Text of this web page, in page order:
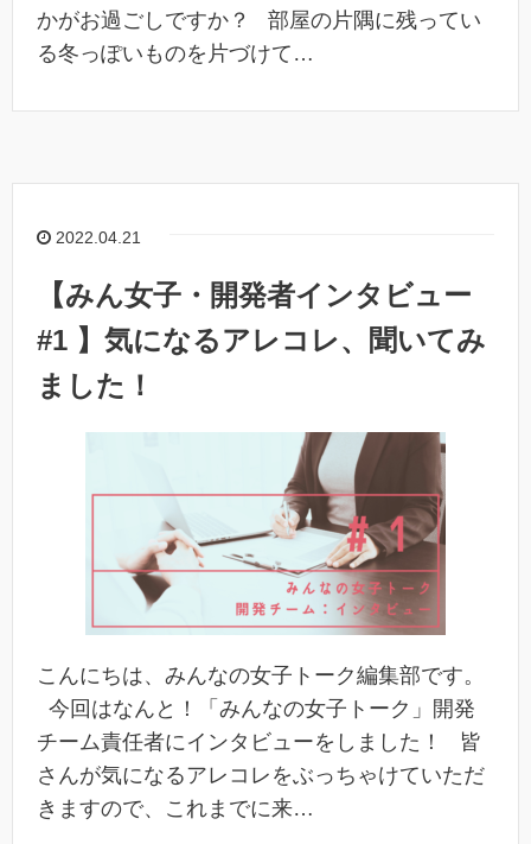
かがお過ごしですか？ 部屋の片隅に残ってい
る冬っぽいものを片づけて…
2022.04.21
【みん女子・開発者インタビュー
#1 】気になるアレコレ、聞いてみ
ました！
こんにちは、みんなの女子トーク編集部です。
今回はなんと！「みんなの女子トーク」開発
チーム責任者にインタビューをしました！ 皆
さんが気になるアレコレをぶっちゃけていただ
きますので、これまでに来…